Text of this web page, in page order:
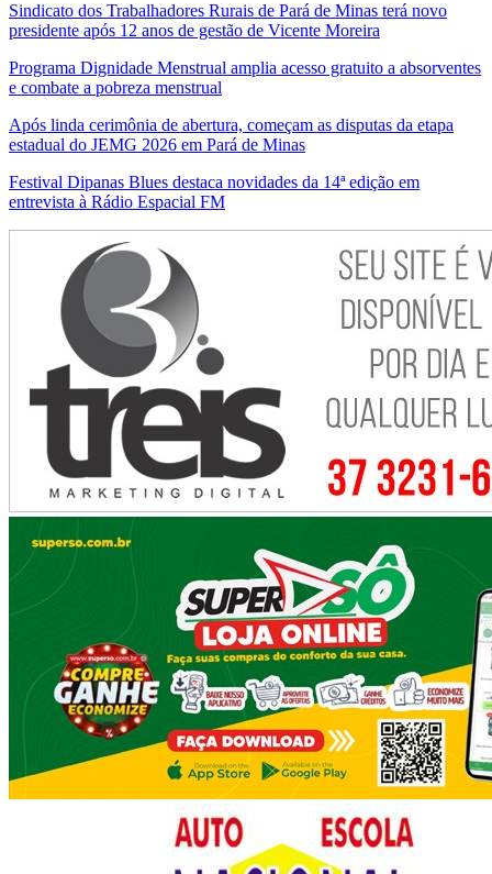
Sindicato dos Trabalhadores Rurais de Pará de Minas terá novo
presidente após 12 anos de gestão de Vicente Moreira
Programa Dignidade Menstrual amplia acesso gratuito a absorventes
e combate a pobreza menstrual
Após linda cerimônia de abertura, começam as disputas da etapa
estadual do JEMG 2026 em Pará de Minas
Festival Dipanas Blues destaca novidades da 14ª edição em
entrevista à Rádio Espacial FM